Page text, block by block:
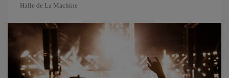
Halle de La Machine